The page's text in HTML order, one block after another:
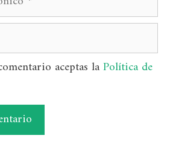
aceptas laPolítica de